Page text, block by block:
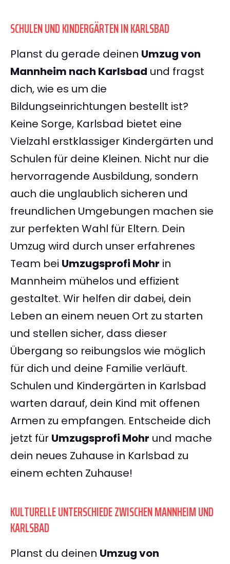
SCHULEN UND KINDERGÄRTEN IN KARLSBAD
Planst du gerade deinen Umzug von
Mannheim nach Karlsbad und fragst
dich, wie es um die
Bildungseinrichtungen bestellt ist?
Keine Sorge, Karlsbad bietet eine
Vielzahl erstklassiger Kindergärten und
Schulen für deine Kleinen. Nicht nur die
hervorragende Ausbildung, sondern
auch die unglaublich sicheren und
freundlichen Umgebungen machen sie
zur perfekten Wahl für Eltern. Dein
Umzug wird durch unser erfahrenes
Team bei Umzugsprofi Mohr in
Mannheim mühelos und effizient
gestaltet. Wir helfen dir dabei, dein
Leben an einem neuen Ort zu starten
und stellen sicher, dass dieser
Übergang so reibungslos wie möglich
für dich und deine Familie verläuft.
Schulen und Kindergärten in Karlsbad
warten darauf, dein Kind mit offenen
Armen zu empfangen. Entscheide dich
jetzt für Umzugsprofi Mohr und mache
dein neues Zuhause in Karlsbad zu
einem echten Zuhause!
KULTURELLE UNTERSCHIEDE ZWISCHEN MANNHEIM UND
KARLSBAD
Planst du deinen Umzug von